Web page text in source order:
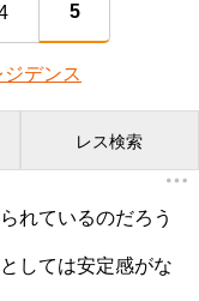
5
デンス
レス検索
れているのだろう
しては安定感がな